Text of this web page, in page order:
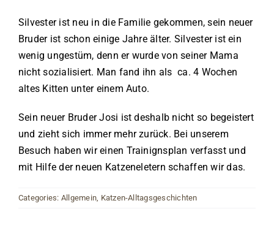
Silvester ist neu in die Familie gekommen, sein neuer
Bruder ist schon einige Jahre älter. Silvester ist ein
wenig ungestüm, denn er wurde von seiner Mama
nicht sozialisiert. Man fand ihn als ca. 4 Wochen
altes Kitten unter einem Auto.
Sein neuer Bruder Josi ist deshalb nicht so begeistert
und zieht sich immer mehr zurück. Bei unserem
Besuch haben wir einen Trainignsplan verfasst und
mit Hilfe der neuen Katzeneletern schaffen wir das.
Categories: Allgemein, Katzen-Alltagsgeschichten